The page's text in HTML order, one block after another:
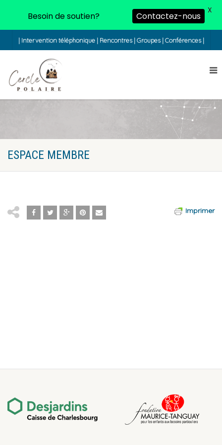
| Intervention téléphonique | Rencontres | Groupes | Conférences |
ESPACE MEMBRE
Imprimer
Besoin de soutien? Contactez-nous
X